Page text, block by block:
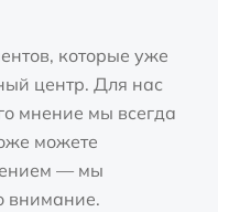
которые уже
центр. Для нас
мнение мы всегда
можете
— мы
внимание.